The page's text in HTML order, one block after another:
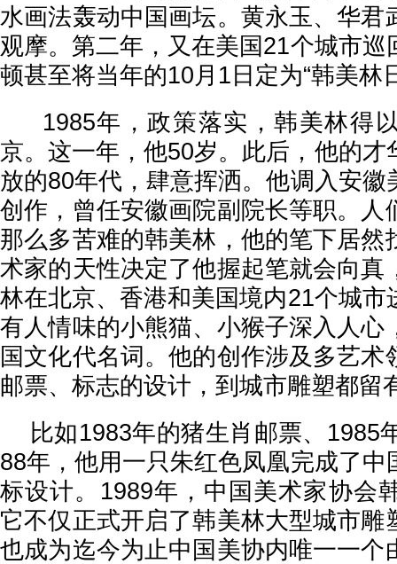
水画法轰动中国画坛。黄永玉、华君
观摩。第二年，又在美国21个城市巡
顿甚至将当年的10月1日定为“韩美林
1985年，政策落实，韩美林得
京。这一年，他50岁。此后，他的才
放的80年代，肆意挥洒。他调入安徽
创作，曾任安徽画院副院长等职。人
那么多苦难的韩美林，他的笔下居然
术家的天性决定了他握起笔就会向真
林在北京、香港和美国境内21个城市
有人情味的小熊猫、小猴子深入人心
国文化代名词。他的创作涉及多艺术
邮票、标志的设计，到城市雕塑都留
比如1983年的猪生肖邮票、1985
88年，他用一只朱红色凤凰完成了中
标设计。1989年，中国美术家协会
它不仅正式开启了韩美林大型城市雕
也成为迄今为止中国美协内唯一一个